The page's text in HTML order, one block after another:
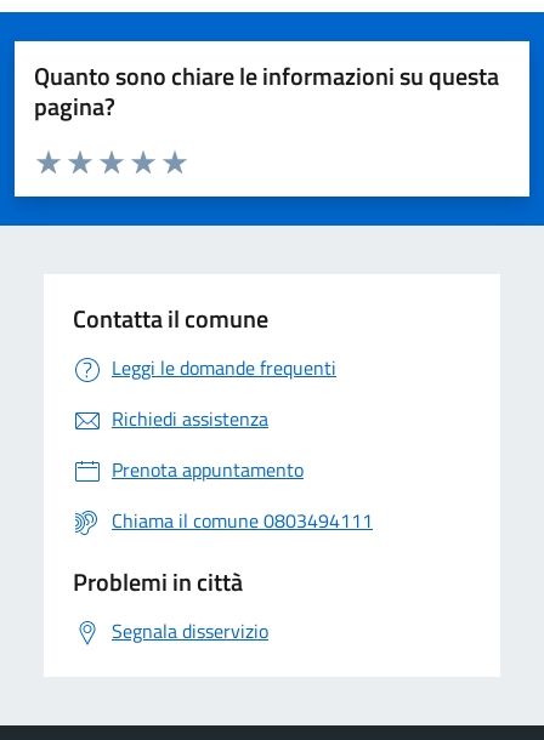
Quanto sono chiare le informazioni su questa
pagina?
Valuta da 1 a 5 stelle la pagina
Valuta 5 stelle su 5
Valuta 4 stelle su 5
Valuta 3 stelle su 5
Valuta 2 stelle su 5
Valuta 1 stelle su 5
Contatta il comune
Leggi le domande frequenti
Richiedi assistenza
Prenota appuntamento
Chiama il comune 0803494111
Problemi in città
Segnala disservizio